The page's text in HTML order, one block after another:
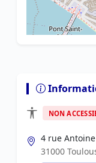
NON
4 rue
31000